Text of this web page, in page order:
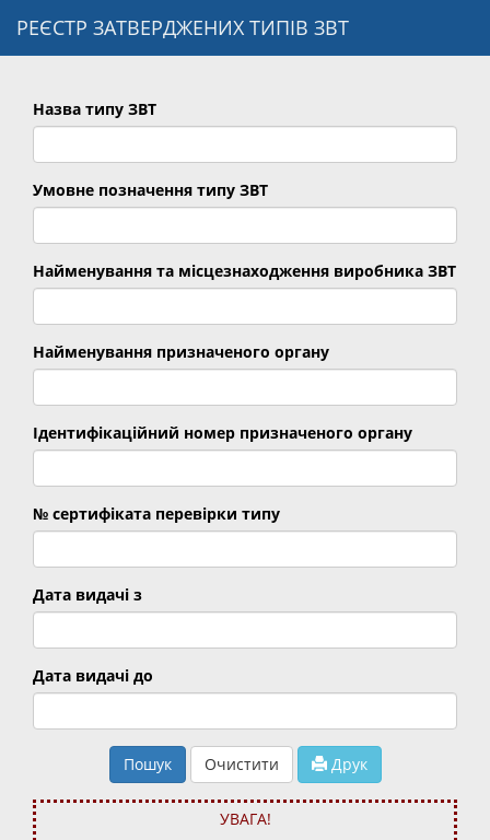
РЕЄСТР ЗАТВЕРДЖЕНИХ ТИПІВ ЗВТ
Назва типу ЗВТ
Умовне позначення типу ЗВТ
Найменування та місцезнаходження виробника ЗВТ
Найменування призначеного органу
Ідентифікаційний номер призначеного органу
№ сертифіката перевірки типу
Дата видачі з
Дата видачі до
Пошук Очистити Друк
УВАГА!